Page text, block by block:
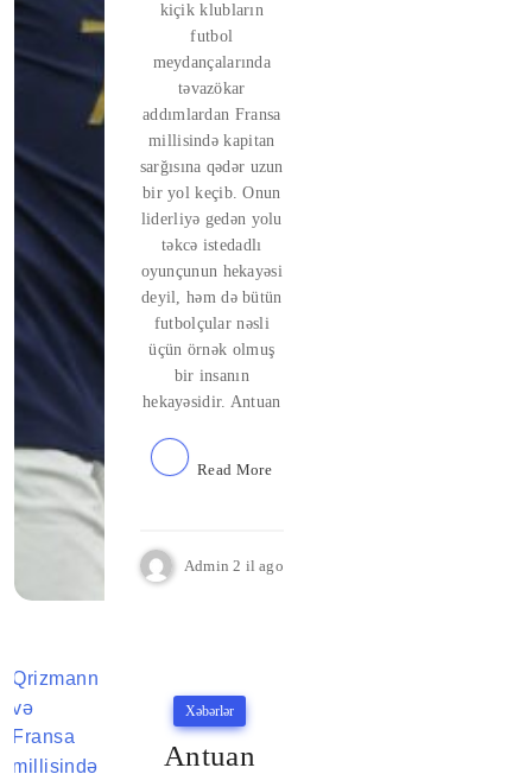
kiçik klubların
futbol
meydançalarında
təvazökar
addımlardan Fransa
millisində kapitan
sarğısına qədər uzun
bir yol keçib. Onun
liderliyə gedən yolu
təkcə istedadlı
oyunçunun hekayəsi
deyil, həm də bütün
futbolçular nəsli
üçün örnək olmuş
bir insanın
hekayəsidir. Antuan
Read More
Admin 2 il ago
Xəbərlər
Antuan